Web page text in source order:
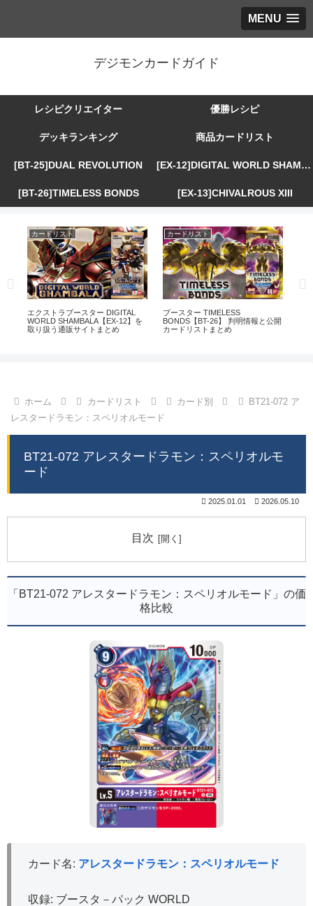
MENU
デジモンカードガイド
レシピクリエイター 優勝レシピ
デッキランキング 商品カードリスト
[BT-25]DUAL REVOLUTION [EX-12]DIGITAL WORLD SHAMBALA
[BT-26]TIMELESS BONDS [EX-13]CHIVALROUS XIII
カードリスト
エクストラブースター DIGITAL
WORLD SHAMBALA【EX-12】を
取り扱う通販サイトまとめ
カードリスト
ブースター TIMELESS
BONDS【BT-26】 判明情報と公開
カードリストまとめ
ホーム カードリスト カード別
BT21-072 ア
レスタードラモン：スペリオルモード
BT21-072 アレスタードラモン：スペリオルモ
ード
2025.01.01 2026.05.10
目次
「BT21-072 アレスタードラモン：スペリオルモード」の価
格比較
カード名: アレスタードラモン：スペリオルモード
収録: ブースタ－パック WORLD